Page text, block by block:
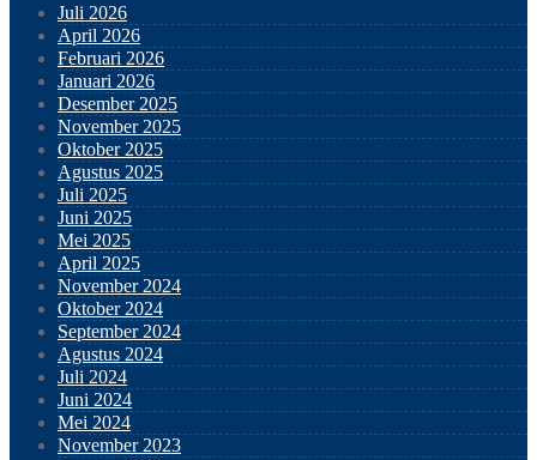
Juli 2026
April 2026
Februari 2026
Januari 2026
Desember 2025
November 2025
Oktober 2025
Agustus 2025
Juli 2025
Juni 2025
Mei 2025
April 2025
November 2024
Oktober 2024
September 2024
Agustus 2024
Juli 2024
Juni 2024
Mei 2024
November 2023